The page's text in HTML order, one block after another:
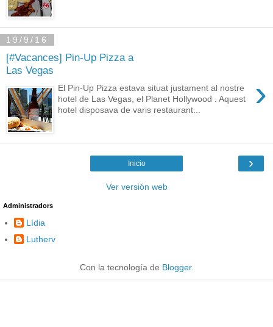
19/9/16
[#Vacances] Pin-Up Pizza a
Las Vegas
›
El Pin-Up Pizza estava situat justament al nostre
hotel de Las Vegas, el Planet Hollywood . Aquest
hotel disposava de varis restaurant...
›
Inicio
Ver versión web
Administradors
Lídia
Lutherv
Con la tecnología de Blogger.